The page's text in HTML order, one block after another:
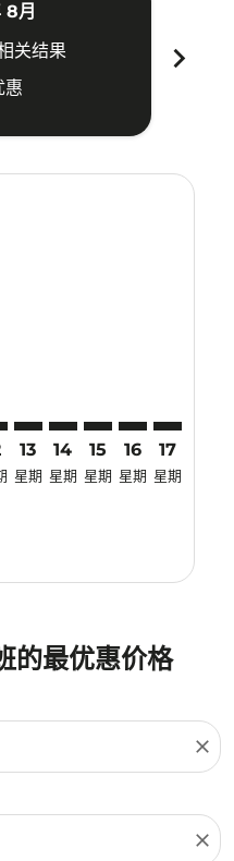
8月
关结果
惠
chevron_right
13
星期
14
星期
15
星期
16
星期
17
星期
的最优惠价格
close
close